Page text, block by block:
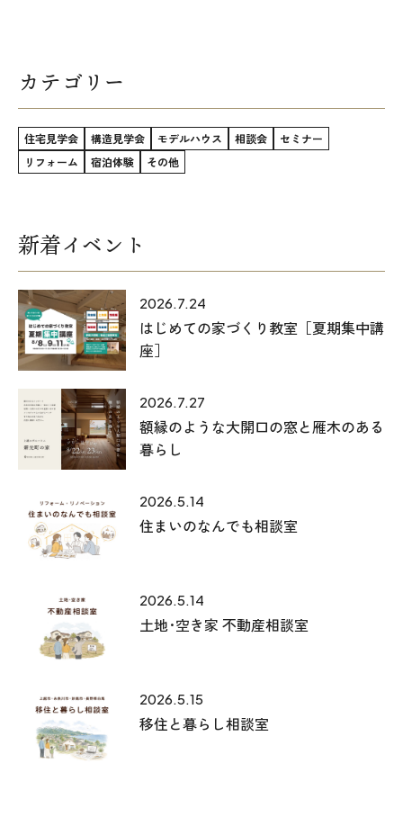
カテゴリー
住宅見学会 構造見学会 モデルハウス 相談会
セミナー
リフォーム
宿泊体験 その他
新着イベント
2026.7.24
はじめての家づくり教室［夏期集中講
座］
2026.7.27
額縁のような大開口の窓と雁木のある
暮らし
2026.5.14
住まいのなんでも相談室
2026.5.14
土地･空き家 不動産相談室
2026.5.15
移住と暮らし相談室